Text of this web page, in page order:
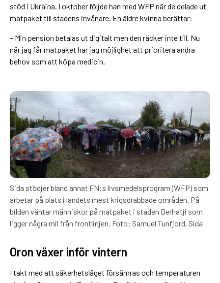
stöd i Ukraina. I oktober följde han med WFP när de delade ut
matpaket till stadens invånare. En äldre kvinna berättar:
– Min pension betalas ut digitalt men den räcker inte till. Nu
när jag får matpaket har jag möjlighet att prioritera andra
behov som att köpa medicin.
Sida stödjer bland annat FN:s livsmedelsprogram (WFP) som
arbetar på plats i landets mest krigsdrabbade områden. På
bilden väntar människor på matpaket i staden Derhatji som
ligger några mil från frontlinjen. Foto: Samuel Tunfjord, Sida
Oron växer inför vintern
I takt med att säkerhetsläget försämras och temperaturen